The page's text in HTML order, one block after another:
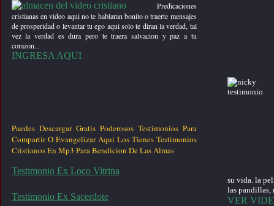
Predicaciones
cristianas en video aqui no te hablaran bonito o traerte mensajes
de prosperidad o levantar tu ego aqui solo te diran la verdad, tal
vez la verdad es dura pero te traera salvacion y paz a tu
corazon...
INGRESA AQUI
Puedes Descargar Gratis Poderosos Testimonios Para
Compartir O Evangelizar Aqui Los Tienes Testimonios
Cristianos En Mp3 Para Bendicion De Las Almas
Testimonio Ex Loco Vitrina
Testimonio Ex Sacerdote
su vida. la
las pandillas,
VER